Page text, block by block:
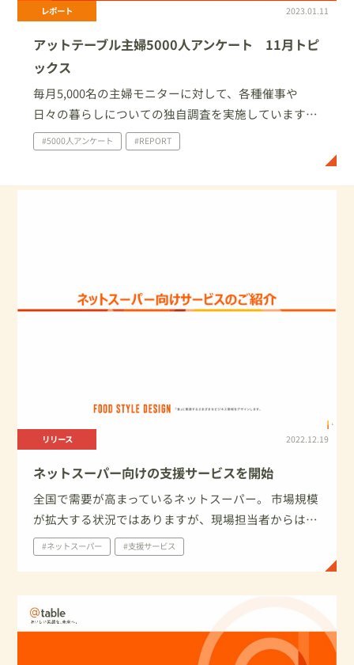
レポート 2023.01.11
アットテーブル主婦5000人アンケート 11月トピ
ックス
毎月5,000名の主婦モニターに対して、各種催事や
日々の暮らしについての独自調査を実施しています。
今回は、2022年11 月に家庭で実施したイベント・行
事について、及びブラックフライデーについての調査
#5000人アンケート #REPORT
リリース 2022.12.19
ネットスーパー向けの支援サービスを開始
全国で需要が高まっているネットスーパー。 市場規模
が拡大する状況ではありますが、現場担当者からはリ
ソースが足りず、支援の依頼を受けることが増加して
おりました。 お問い合わせの中でいただく課題や、弊
トスーパーが進化するために必要な事について考察
し、それを実現するためにお得意先様と並走できるよ
うに必要なサービスを開始いたします。
#ネットスーパー #支援サービス